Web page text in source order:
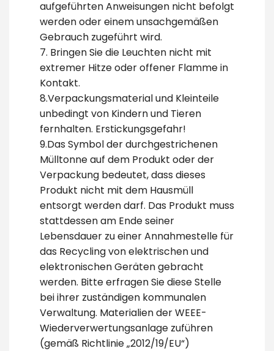
aufgeführten Anweisungen nicht befolgt
werden oder einem unsachgemäßen
Gebrauch zugeführt wird.
7. Bringen Sie die Leuchten nicht mit
extremer Hitze oder offener Flamme in
Kontakt.
8.Verpackungsmaterial und Kleinteile
unbedingt von Kindern und Tieren
fernhalten. Erstickungsgefahr!
9.Das Symbol der durchgestrichenen
Mülltonne auf dem Produkt oder der
Verpackung bedeutet, dass dieses
Produkt nicht mit dem Hausmüll
entsorgt werden darf. Das Produkt muss
stattdessen am Ende seiner
Lebensdauer zu einer Annahmestelle für
das Recycling von elektrischen und
elektronischen Geräten gebracht
werden. Bitte erfragen Sie diese Stelle
bei ihrer zuständigen kommunalen
Verwaltung. Materialien der WEEE-
Wiederverwertungsanlage zuführen
(gemäß Richtlinie „2012/19/EU“)